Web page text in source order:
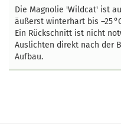
Die Magnolie 'Wildcat' ist
äußerst winterhart bis –25
Ein Rückschnitt ist nicht
Auslichten direkt nach der
Aufbau.